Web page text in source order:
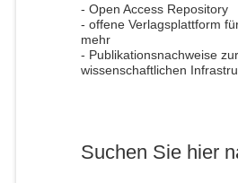
- Open Access Repository
- offene Verlagsplattform
mehr
- Publikationsnachweise
wissenschaftlichen
Suchen Sie hier